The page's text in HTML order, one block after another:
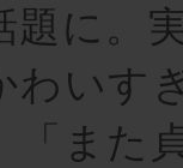
題に。
わいす
「また